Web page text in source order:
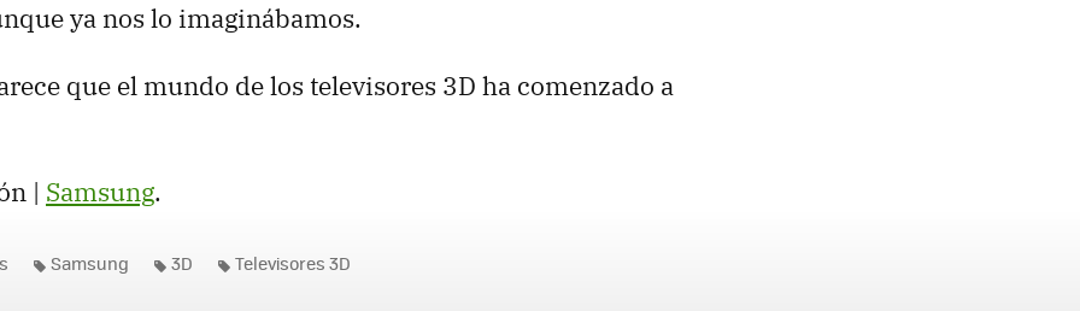
ya nos lo imaginábamos.
que el mundo de los televisores 3D ha comenzado a
| Samsung.
Samsung 3D Televisores 3D